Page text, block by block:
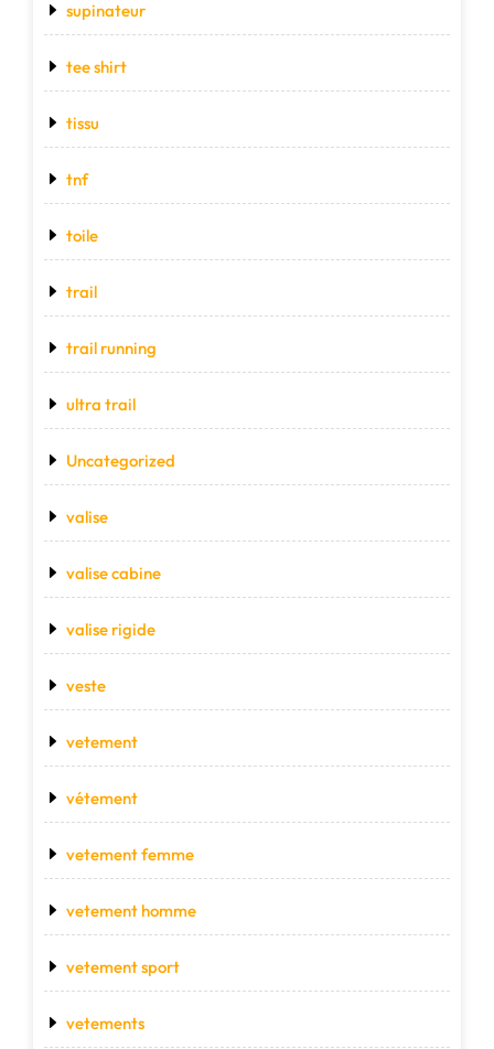
supinateur
tee shirt
tissu
tnf
toile
trail
trail running
ultra trail
Uncategorized
valise
valise cabine
valise rigide
veste
vetement
vétement
vetement femme
vetement homme
vetement sport
vetements